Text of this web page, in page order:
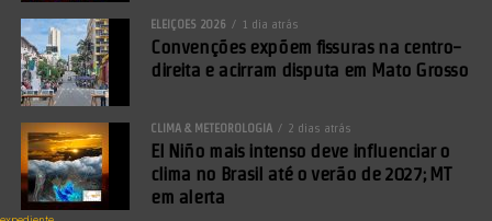
ELEIÇÕES 2026 1 dia atrás
Convenções expõem fissuras na centro-
direita e acirram disputa em Mato Grosso
CLIMA & METEOROLOGIA 2 dias atrás
El Niño mais intenso deve influenciar o
clima no Brasil até o verão de 2027; MT
em alerta